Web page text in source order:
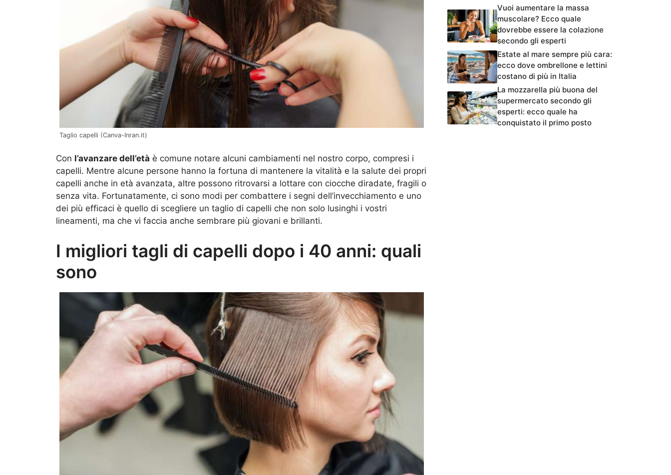
Taglio capelli (Canva-Inran.it)
Con l’avanzare dell’età è comune notare alcuni cambiamenti nel nostro corpo, compresi i
capelli. Mentre alcune persone hanno la fortuna di mantenere la vitalità e la salute dei propri
capelli anche in età avanzata, altre possono ritrovarsi a lottare con ciocche diradate, fragili o
senza vita. Fortunatamente, ci sono modi per combattere i segni dell’invecchiamento e uno
dei più efficaci è quello di scegliere un taglio di capelli che non solo lusinghi i vostri
lineamenti, ma che vi faccia anche sembrare più giovani e brillanti.
I migliori tagli di capelli dopo i 40 anni: quali
sono
Vuoi aumentare la massa
muscolare? Ecco quale
dovrebbe essere la colazione
secondo gli esperti
Estate al mare sempre più cara:
ecco dove ombrellone e lettini
costano di più in Italia
La mozzarella più buona del
supermercato secondo gli
esperti: ecco quale ha
conquistato il primo posto